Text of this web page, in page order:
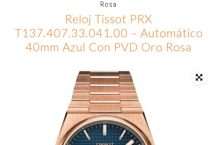
Rosa
Reloj Tissot PRX
T137.407.33.041.00 – Automático
40mm Azul Con PVD Oro Rosa